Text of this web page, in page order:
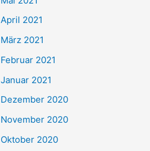
:
April 2021
März 2021
Februar 2021
Januar 2021
Dezember 2020
November 2020
Oktober 2020